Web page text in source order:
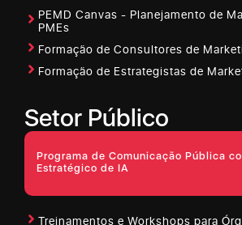
PEMD Canvas - Planejamento de
PMEs
Formação de Consultores de
Formação de Estrategistas de
Setor Público
Programa de Comunicação Pública
Estratégico de IA
Treinamentos e Workshops para